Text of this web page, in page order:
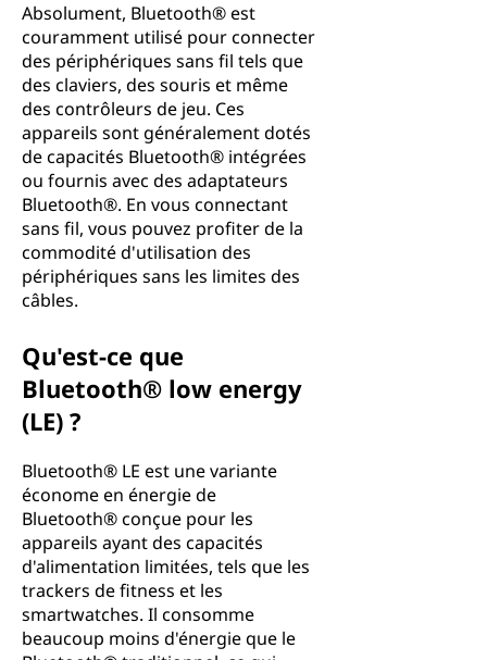
Absolument, Bluetooth® est
couramment utilisé pour connecter
des périphériques sans fil tels que
des claviers, des souris et même
des contrôleurs de jeu. Ces
appareils sont généralement dotés
de capacités Bluetooth® intégrées
ou fournis avec des adaptateurs
Bluetooth®. En vous connectant
sans fil, vous pouvez profiter de la
commodité d'utilisation des
périphériques sans les limites des
câbles.
Qu'est-ce que
Bluetooth® low energy
(LE) ?
Bluetooth® LE est une variante
économe en énergie de
Bluetooth® conçue pour les
appareils ayant des capacités
d'alimentation limitées, tels que les
trackers de fitness et les
smartwatches. Il consomme
beaucoup moins d'énergie que le